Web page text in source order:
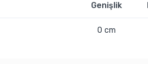
Genişlik
0 cm